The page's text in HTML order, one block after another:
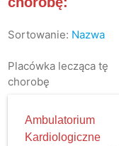
Sortowanie: Nazwa
Placówka lecząca tę
chorobę
Ambulatorium
Kardiologiczne